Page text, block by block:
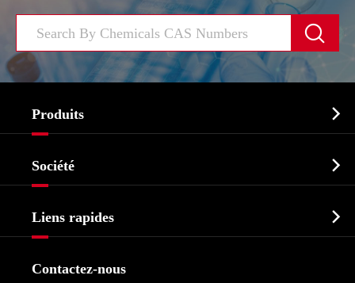

Produits 
Biochimique
Produits agrochimiques et intermédiaires
Ingrédients cosmétiques
Société 
Liens rapides 
Contactez-nous